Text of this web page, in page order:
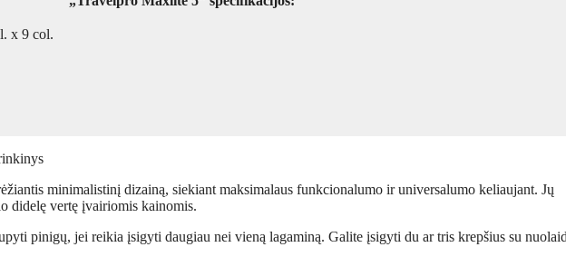
x 9 col.
minimalistinį dizainą, siekiant maksimalaus funkcionalumo ir universalumo keliaujant. Jų
didelę vertę įvairiomis kainomis.
pinigų, jei reikia įsigyti daugiau nei vieną lagaminą. Galite įsigyti du ar tris krepšius su